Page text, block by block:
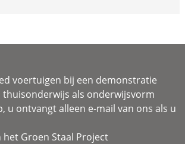
voertuigen bij een demonstratie
thuisonderwijs als onderwijsvorm
u ontvangt alleen e-mail van ons als u
het Groen Staal Project